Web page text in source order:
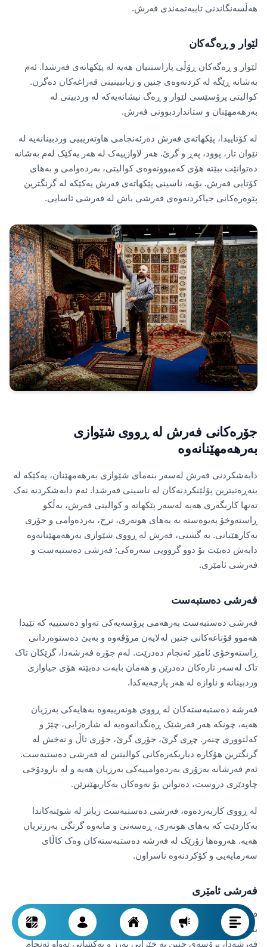
هەڵسەنگاندنی تایبەتمەندی فەرش.
لێوار و ڕەگەکان
لێوار و ڕەگەکان ڕۆڵی پاراستنیان هەیە لە پێکهاتەی فەرشدا. ئەم
بەشانە ڕێگە لە کردنەوەی چنین و زیانبینینی قەراغەکان دەگرن.
کوالیتی پرۆسێسی لێوار و ڕەگ نیشانەیەکە لە وردبینی لە
بەرهەمهێنان و ستانداردبوونی فەرش.
لە کۆتاییدا، پێکهاتەی فەرش دەرئەنجامی هاوتەریبیی وردبینانەیە لە
نێوان تار، پوود، پەڕ و گرێ. هەر لاوازییەک لە هەر یەکێک لەم بەشانە
دەتوانێت ببێتە هۆی کەمبوونەوەی کوالیتی، بەردەوامی و بەهای
کۆتایی فەرش. بۆیە، ناسینی پێکهاتەی فەرش یەکێکە لە گرنگترین
پێوەرەکانی جیاکردنەوەی فەرشی باش لە فەرشی ئاسایی.
جۆرەکانی فەرش لە ڕووی شێوازی
بەرهەمهێنانەوە
دابەشکردنی فەرش لەسەر بنەمای شێوازی بەرهەمهێنان، یەکێکە لە
بنەڕەتیترین پۆلێنکردنەکان لە ناسینی فەرشدا. ئەم دابەشکردنە نەک
تەنها کاریگەری هەیە لەسەر پێکهاتە و کوالیتی فەرش، بەڵکو
ڕاستەوخۆ پەیوەستە بە بەهای هونەری، نرخ، بەردەوامی و جۆری
بەکارهێنانی. بە گشتی، فەرش لە ڕووی شێوازی بەرهەمهێنانەوە
دابەش دەبێت بۆ دوو گرووپی سەرەکی: فەرشی دەستبەست و
فەرشی ئامێری.
فەرشی دەستبەست
فەرشی دەستبەست بەرهەمی پرۆسەیەکی تەواو دەستییە کە تێیدا
هەموو قۆناغەکانی چنین لەلایەن مرۆڤەوە و بەبێ دەستوەردانی
ڕاستەوخۆی ئامێر ئەنجام دەدرێت. لەم جۆرە فەرشەدا، گرێکان تاک
تاک لەسەر تارەکان دەدرێن و هەمان بابەت دەبێتە هۆی جیاوازی
وردبینانە و ناوازە لە هەر پارچەیەکدا.
فەرشە دەستبەستەکان لە ڕووی هونەرییەوە بەهایەکی بەرزیان
هەیە، چونکە هەر فەرشێک ڕەنگدانەوەیە لە شارەزایی، چێژ و
کەلتووری چنەر. چڕی گرێ، جۆری گرێ، جۆری تاڵ و نەخش لە
گرنگترین هۆکارە دیاریکەرەکانی کوالیتین لە فەرشی دەستبەست.
ئەم فەرشانە بەزۆری بەردەوامییەکی بەرزیان هەیە و لە بارودۆخی
چاودێری دروست، دەتوانن بۆ نەوەکان بەکاربهێنرێن.
لە ڕووی کاربەردەوە، فەرشی دەستبەست زیاتر لە شوێنەکاندا
بەکاردێت کە بەهای هونەری، ڕەسەنی و مانەوە گرنگی بەرزتریان
هەیە. هەروەها زۆرێک لە فەرشە دەستبەستەکان وەک کاڵای
سەرمایەیی و کۆکردنەوە ناسراون.
فەرشی ئامێری
فەرشی ئامێری بە بەکارهێنانی ئامێرە پیشەسازییەکان و لەسەر
بنەمای شێوازە پێشوەختە دیزاینکراوەکان بەرهەمدێت. لەم جۆرە
فەرشەدا، پرۆسەی چنین بە خێرایی بەرز و یەکسانی تەواو ئەنجام